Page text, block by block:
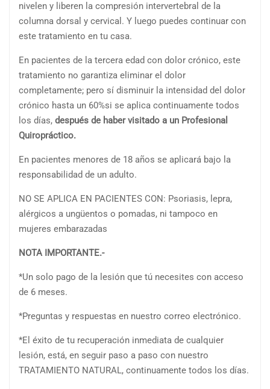
nivelen y liberen la compresión intervertebral de la
columna dorsal y cervical. Y luego puedes continuar con
este tratamiento en tu casa.
En pacientes de la tercera edad con dolor crónico, este
tratamiento no garantiza eliminar el dolor
completamente; pero sí disminuir la intensidad del dolor
crónico hasta un 60%si se aplica continuamente todos
los días, después de haber visitado a un Profesional
Quiropráctico.
En pacientes menores de 18 años se aplicará bajo la
responsabilidad de un adulto.
NO SE APLICA EN PACIENTES CON: Psoriasis, lepra,
alérgicos a ungüentos o pomadas, ni tampoco en
mujeres embarazadas
NOTA IMPORTANTE.-
*Un solo pago de la lesión que tú necesites con acceso
de 6 meses.
*Preguntas y respuestas en nuestro correo electrónico.
*El éxito de tu recuperación inmediata de cualquier
lesión, está, en seguir paso a paso con nuestro
TRATAMIENTO NATURAL, continuamente todos los días.